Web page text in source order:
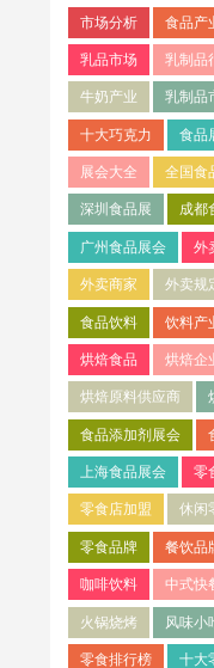
市场分析 食品产
乳品市场 乳制品
牛奶产业 乳制品
十大巧克力 食品
展会大全 全国食
深圳食品展 成都
广州食品展会 外
外卖商家 外卖规
食品饮料 饮料产
烘焙食品 烘焙企
烘焙原料供应商
食品添加剂展会
上海食品展会 零
零食店加盟 休闲
零食品牌 餐饮品
咖啡饮料 中式快
火锅烧烤 风味小
零食排行榜 十大